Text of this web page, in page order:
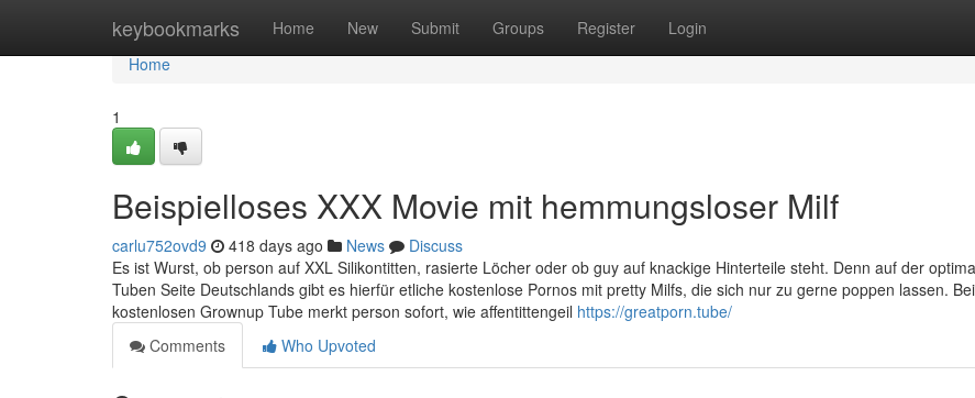
keybookmarks Home New Submit Groups Register Login
Home
Home
1
Beispielloses XXX Movie mit hemmungsloser Milf
carlu752ovd9 418 days ago News
Discuss
Es ist Wurst, ob person auf XXL Silikontitten, rasierte Löcher oder ob guy auf knackige Hinterteile steht. Denn auf der
Tuben Seite Deutschlands gibt es hierfür etliche kostenlose Pornos mit pretty Milfs, die sich nur zu gerne poppen lassen.
kostenlosen Grownup Tube merkt person sofort, wie affentittengeil https://greatporn.tube/
Comments
Who Upvoted